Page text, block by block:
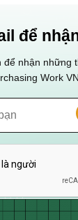
để
để nhận những
Work VN